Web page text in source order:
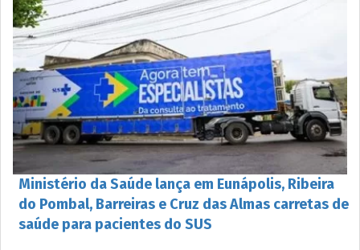
Ministério da Saúde lança em Eunápolis, Ribeira
do Pombal, Barreiras e Cruz das Almas carretas de
saúde para pacientes do SUS